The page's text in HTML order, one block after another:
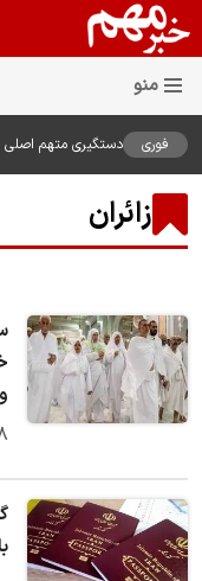
فوری
دستگیری متهم اصلی
زائران
۱۸